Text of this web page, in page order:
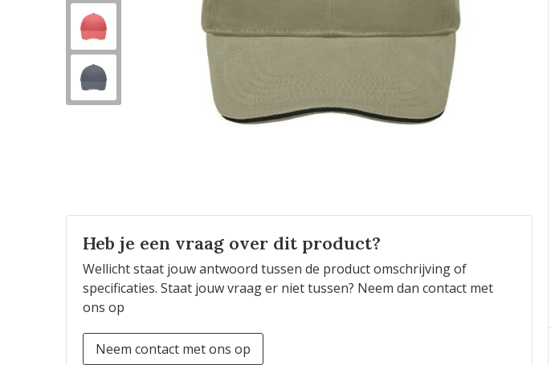
Heb je een vraag over dit product?
Wellicht staat jouw antwoord tussen de product omschrijving of
specificaties. Staat jouw vraag er niet tussen? Neem dan contact met
ons op
Neem contact met ons op